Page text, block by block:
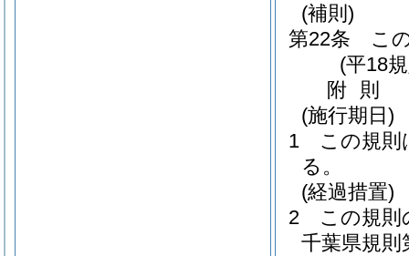
(補則)
第22条
こ
(平18
附 則
(施行期日)
1
この規則
る。
(経過措置)
2
この規則
千葉県規則